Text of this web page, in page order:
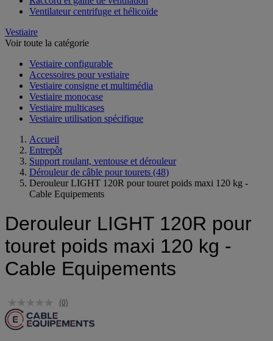
Ventilateur centrifuge et hélicoïde
Vestiaire
Voir toute la catégorie
Vestiaire configurable
Accessoires pour vestiaire
Vestiaire consigne et multimédia
Vestiaire monocase
Vestiaire multicases
Vestiaire utilisation spécifique
Accueil
Entrepôt
Support roulant, ventouse et dérouleur
Dérouleur de câble pour tourets (48)
Derouleur LIGHT 120R pour touret poids maxi 120 kg -
Cable Equipements
Derouleur LIGHT 120R pour
touret poids maxi 120 kg -
Cable Equipements
(0)